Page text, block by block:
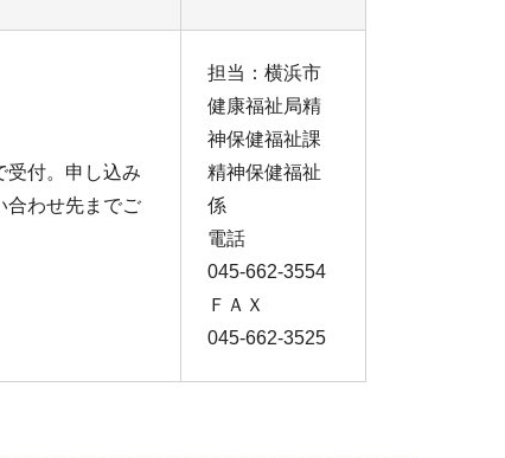
受付。申し込み
合わせ先までご
担当：横浜市
健康福祉局精
神保健福祉課
精神保健福祉
係
電話
045-662-3554
ＦＡＸ
045-662-3525